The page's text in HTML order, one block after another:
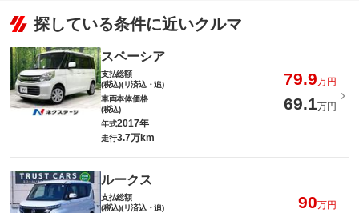
探している条件に近いクルマ
スペーシア
支払総額
(税込)(リ済込・追)
79.9万円
車両本体価格
(税込)
69.1万円
年式2017年
走行3.7万km
ルークス
支払総額
(税込)(リ済込・追)
90万円